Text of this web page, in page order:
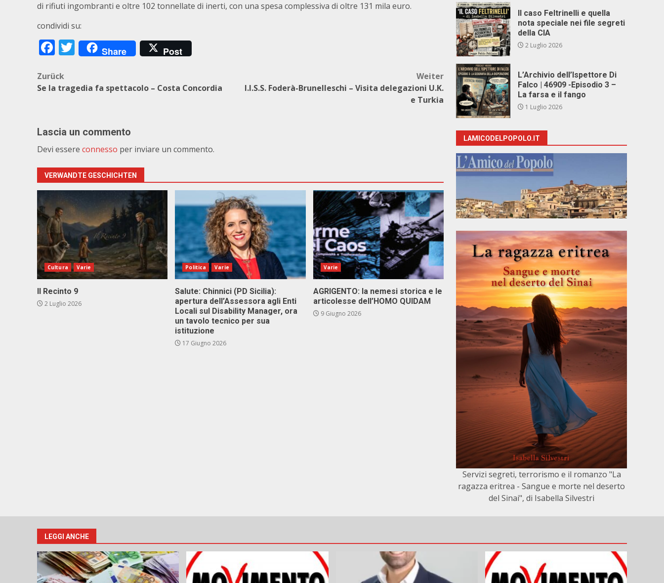
di rifiuti ingombranti e oltre 102 tonnellate di inerti, con una spesa complessiva di oltre 131 mila euro.
condividi su:
Facebook
Twitter
Share Post
Beitragsnavigation
Zurück
Se la tragedia fa spettacolo – Costa Concordia
Weiter
I.I.S.S. Foderà-Brunelleschi – Visita delegazioni U.K.
e Turkia
Lascia un commento
Devi essere connesso per inviare un commento.
VERWANDTE GESCHICHTEN
Cultura Varie
Il Recinto 9
2 Luglio 2026
Politica Varie
Salute: Chinnici (PD Sicilia):
apertura dell’Assessora agli Enti
Locali sul Disability Manager, ora
un tavolo tecnico per sua
istituzione
17 Giugno 2026
Varie
AGRIGENTO: la nemesi storica e le
articolesse dell’HOMO QUIDAM
9 Giugno 2026
Il caso Feltrinelli e quella
nota speciale nei file segreti
della CIA
2 Luglio 2026
L’Archivio dell’Ispettore Di
Falco | 46909 -Episodio 3 –
La farsa e il fango
1 Luglio 2026
LAMICODELPOPOLO.IT
Servizi segreti, terrorismo e il romanzo "La
ragazza eritrea - Sangue e morte nel deserto
del Sinai", di Isabella Silvestri
LEGGI ANCHE